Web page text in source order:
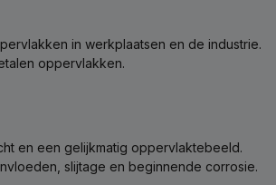
in werkplaatsen en de industrie.
oppervlakken.
en een gelijkmatig oppervlaktebeeld.
slijtage en beginnende corrosie.